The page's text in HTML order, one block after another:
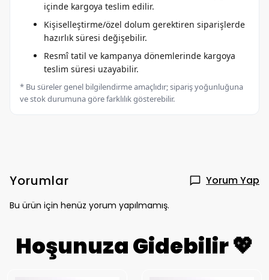
içinde kargoya teslim edilir.
Kişiselleştirme/özel dolum gerektiren siparişlerde
hazırlık süresi değişebilir.
Resmî tatil ve kampanya dönemlerinde kargoya
teslim süresi uzayabilir.
* Bu süreler genel bilgilendirme amaçlıdır; sipariş yoğunluğuna
ve stok durumuna göre farklılık gösterebilir.
Yorumlar Yorum Yap
Bu ürün için henüz yorum yapılmamış.
Hoşunuza Gidebilir 💖